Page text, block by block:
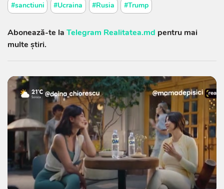
#sanctiuni #Ucraina #Rusia #Trump
Abonează-te la Telegram Realitatea.md pentru mai
multe știri.